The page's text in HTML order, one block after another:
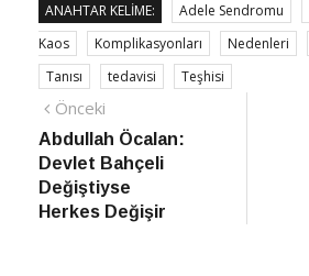
ANAHTAR KELIME: Adele Sendromu
Kaos
Komplikasyonları Nedenleri
Tanısı
tedavisi Teşhisi
Yazı
gezinmesi
Önceki
haber
Abdullah Öcalan:
Devlet Bahçeli
Değiştiyse
Herkes Değişir